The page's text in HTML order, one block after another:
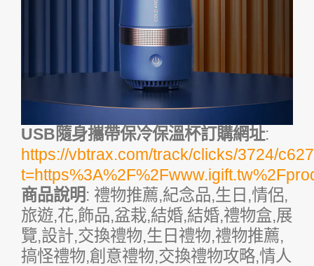
USB隨身攜帶保冷保溫杯訂購網址:
https://vbtrax.com/track/clicks/3724/
商品說明: 禮物推薦,紀念品,生日,情侶,
旅遊,花,飾品,盆栽,結婚,結婚,禮物盒,展
覽,設計,交換禮物,生日禮物,禮物推薦,
搞怪禮物,創意禮物,交換禮物攻略,情人